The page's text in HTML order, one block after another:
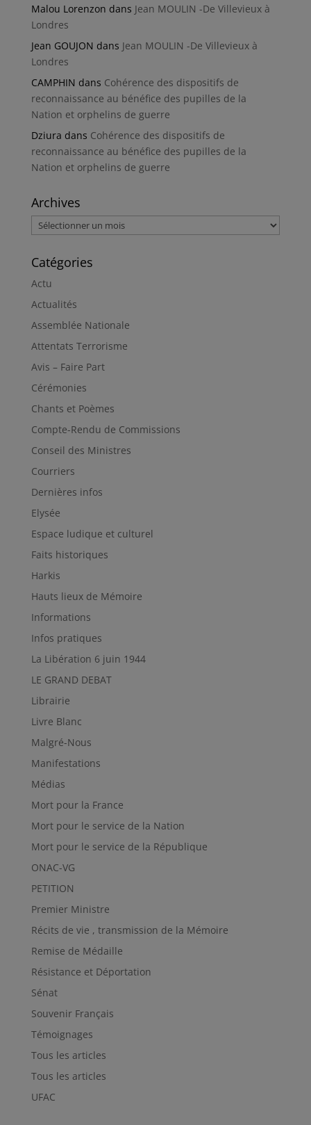
Malou Lorenzon dans Jean MOULIN -De Villevieux à
Londres
Jean GOUJON dans Jean MOULIN -De Villevieux à
Londres
CAMPHIN dans Cohérence des dispositifs de
reconnaissance au bénéfice des pupilles de la
Nation et orphelins de guerre
Dziura dans Cohérence des dispositifs de
reconnaissance au bénéfice des pupilles de la
Nation et orphelins de guerre
Archives
Archives
Catégories
Actu
Actualités
Assemblée Nationale
Attentats Terrorisme
Avis – Faire Part
Cérémonies
Chants et Poèmes
Compte-Rendu de Commissions
Conseil des Ministres
Courriers
Dernières infos
Elysée
Espace ludique et culturel
Faits historiques
Harkis
Hauts lieux de Mémoire
Informations
Infos pratiques
La Libération 6 juin 1944
LE GRAND DEBAT
Librairie
Livre Blanc
Malgré-Nous
Manifestations
Médias
Mort pour la France
Mort pour le service de la Nation
Mort pour le service de la République
ONAC-VG
PETITION
Premier Ministre
Récits de vie , transmission de la Mémoire
Remise de Médaille
Résistance et Déportation
Sénat
Souvenir Français
Témoignages
Tous les articles
Tous les articles
UFAC